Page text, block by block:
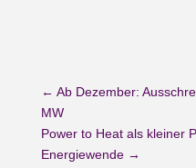
← Ab Dezember:
MW
Power to Heat als kleiner
Energiewende→